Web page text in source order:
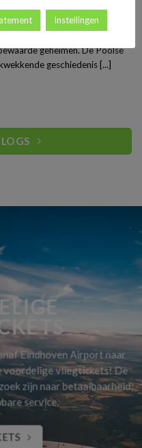
verrassende charme van
hoofdstad
geheimen. De Poolse
geschiedenis [...]
Eindhoven Airport naar
voordelige vliegtickets! De
zijn naar betaalbaarheid,
service.
Instellingen